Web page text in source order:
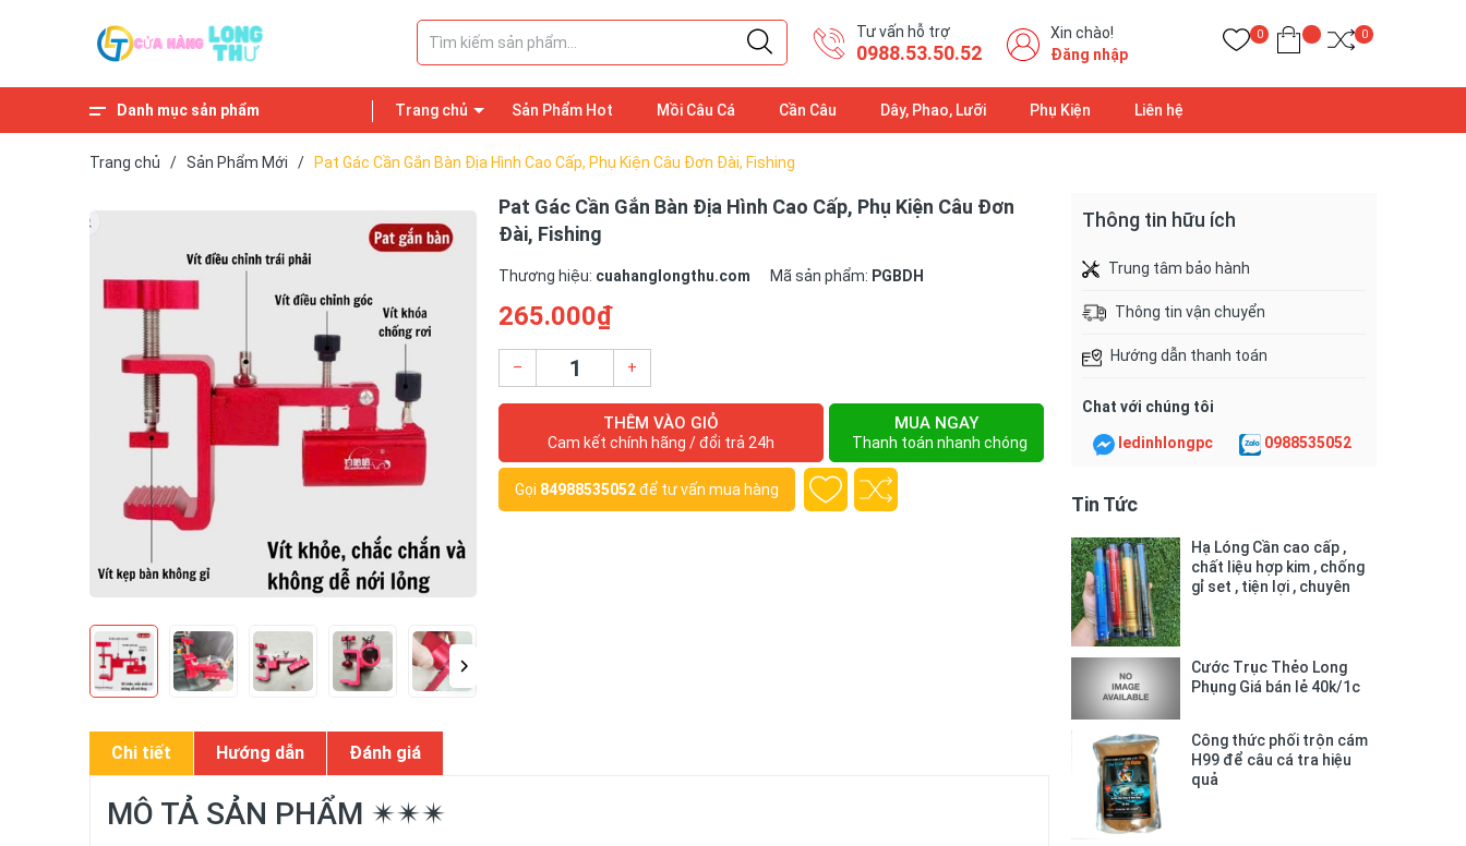
Tư vấn hỗ trợ
0988.53.50.52
Xin chào!
Đăng nhập
0 0
Danh mục sản phẩm Trang chủ Sản Phẩm Hot Mồi Câu Cá Cần Câu Dây, Phao, Lưỡi Phụ Kiện Liên hệ
Trang chủ / Sản Phẩm Mới / Pat Gác Cần Gắn Bàn Địa Hình Cao Cấp, Phụ Kiện Câu Đơn Đài, Fishing
Pat Gác Cần Gắn Bàn Địa Hình Cao Cấp, Phụ Kiện Câu Đơn
Đài, Fishing
Thương hiệu: cuahanglongthu.com Mã sản phẩm: PGBDH
265.000₫
– +
THÊM VÀO GIỎ
Cam kết chính hãng / đổi trả 24h
MUA NGAY
Thanh toán nhanh chóng
Gọi 84988535052để tư vấn mua hàng
Chi tiết Hướng dẫn Đánh giá
MÔ TẢ SẢN PHẨM ✴✴✴
Thông tin hữu ích
Trung tâm bảo hành
Thông tin vận chuyển
Hướng dẫn thanh toán
Chat với chúng tôi
ledinhlongpc 0988535052
Tin Tức
Hạ Lóng Cần cao cấp ,
chất liệu hợp kim , chống
gỉ set , tiện lợi , chuyên
Cước Trục Thẻo Long
Phụng Giá bán lẻ 40k/1c
Công thức phối trộn cám
H99 để câu cá tra hiệu
quả